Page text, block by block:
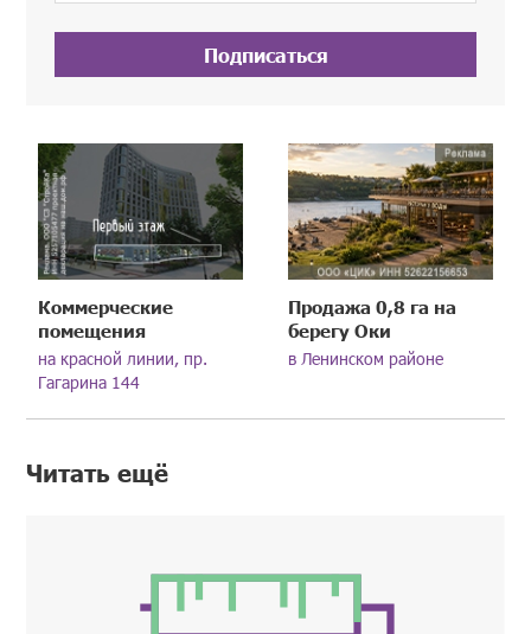
Подписаться
Коммерческие
помещения
на красной линии, пр.
Гагарина 144
Продажа 0,8 га на
берегу Оки
в Ленинском районе
Читать ещё